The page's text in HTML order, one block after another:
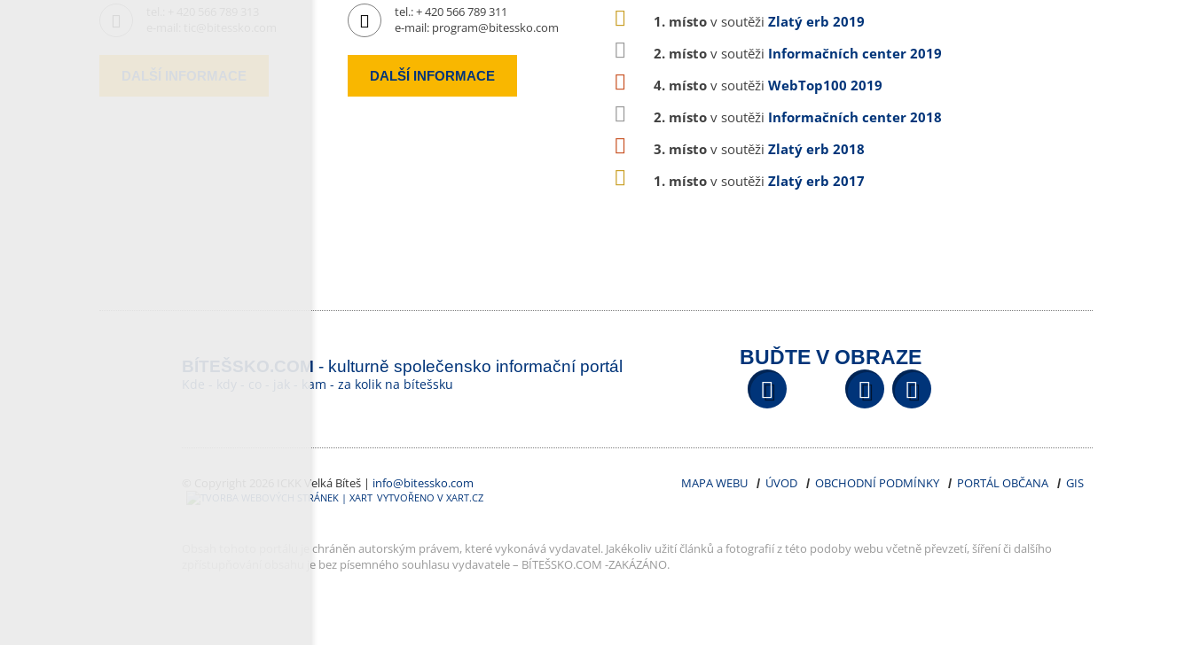
tel.:+ 420 566 789 311
e-mail: program@bitessko.com
DALŠÍ INFORMACE
1. místo v soutěži Zlatý erb 2019
2. místo v soutěži Informačních center 2019
4. místo v soutěži WebTop100 2019
2. místo v soutěži Informačních center 2018
3. místo v soutěži Zlatý erb 2018
1. místo v soutěži Zlatý erb 2017
BÍTEŠSKO.COM - kulturně společensko informační portál
Kde - kdy - co - jak - kam - za kolik na bítešsku
BUĎTE V OBRAZE
Facebook YouTube
© Copyright 2026 ICKK Velká Bíteš | info@bitessko.com MAPA WEBU ÚVOD OBCHODNÍ PODMÍNKY PORTÁL OBČANA GIS
VYTVOŘENO V XART.CZ
Obsah tohoto portálu je chráněn autorským právem, které vykonává vydavatel. Jakékoliv užití článků a fotografií z této podoby webu včetně převzetí, šíření či dalšího
zpřístupňování obsahu je bez písemného souhlasu vydavatele – BÍTEŠSKO.COM -ZAKÁZÁNO.